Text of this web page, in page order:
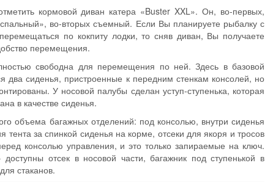
кормовой диван катера «Buster XXL». Он, во-первых,
во-вторых съемный. Если Вы планируете рыбалку с
по кокпиту лодки, то сняв диван, Вы получаете
перемещения.
свободна для перемещения по ней. Здесь в базовой
два сиденья, пристроенные к передним стенкам консолей, но
У носовой палубы сделан уступ-ступенька, которая
в качестве сиденья.
объема багажных отделений: под консолью, внутри сиденья
за спинкой сиденья на корме, отсеки для якоря и тросов
консолью управления, и это только запираемые на ключ.
отсек в носовой части, багажник под ступенькой в
стаканов.